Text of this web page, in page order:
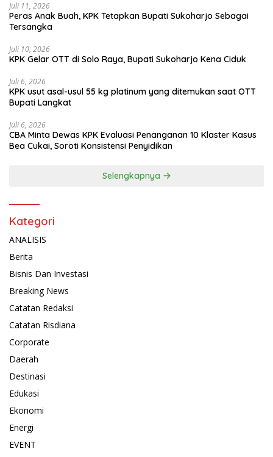
Juli 11, 2026
Peras Anak Buah, KPK Tetapkan Bupati Sukoharjo Sebagai
Tersangka
Juli 10, 2026
KPK Gelar OTT di Solo Raya, Bupati Sukoharjo Kena Ciduk
Juli 6, 2026
KPK usut asal-usul 55 kg platinum yang ditemukan saat OTT
Bupati Langkat
Juli 6, 2026
CBA Minta Dewas KPK Evaluasi Penanganan 10 Klaster Kasus
Bea Cukai, Soroti Konsistensi Penyidikan
Selengkapnya
Kategori
ANALISIS
Berita
Bisnis Dan Investasi
Breaking News
Catatan Redaksi
Catatan Risdiana
Corporate
Daerah
Destinasi
Edukasi
Ekonomi
Energi
EVENT